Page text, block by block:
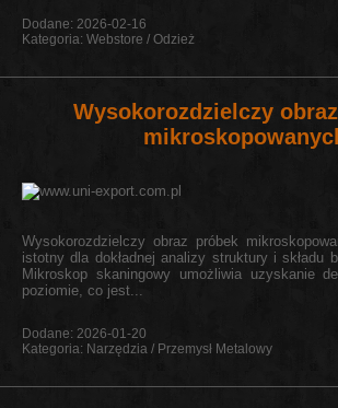
Dodane: 2026-02-16
Kategoria: Webstore / Odzież
Wysokorozdzielczy obraz próbek
Wysokorozdzielczy obraz próbek
istotny dla dokładnej analizy struktury i składu
Mikroskop skaningowy umożliwia uzyskanie
poziomie, co jest...
Dodane: 2026-01-20
Kategoria: Narzędzia / Przemysł Metalowy